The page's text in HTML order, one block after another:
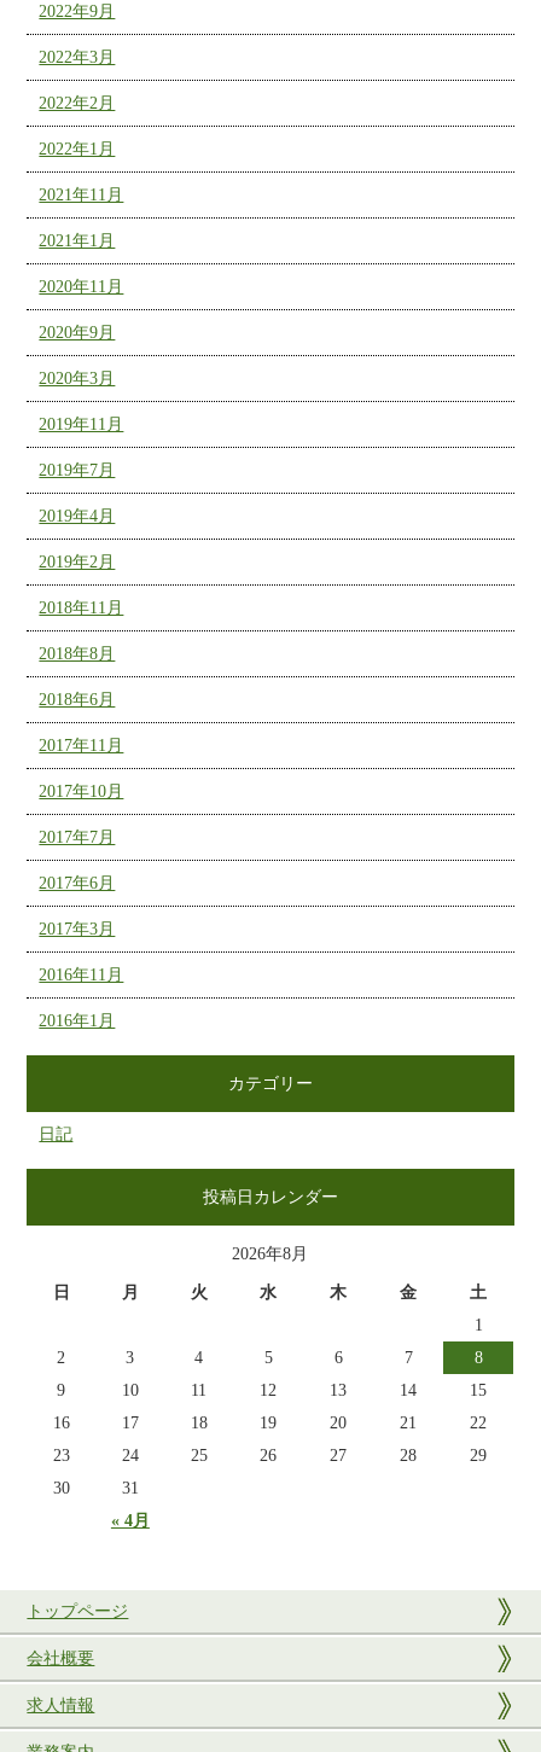
2022年9月
2022年3月
2022年2月
2022年1月
2021年11月
2021年1月
2020年11月
2020年9月
2020年3月
2019年11月
2019年7月
2019年4月
2019年2月
2018年11月
2018年8月
2018年6月
2017年11月
2017年10月
2017年7月
2017年6月
2017年3月
2016年11月
2016年1月
カテゴリー
日記
投稿日カレンダー
2026年8月
日 月 火 水 木 金 土
« 4月
1
2
3 4 5 6 7
8
9
10 11 12 13 14
15
16
17 18 19 20 21
22
23
24 25 26 27 28
29
30
31
トップページ
会社概要
求人情報